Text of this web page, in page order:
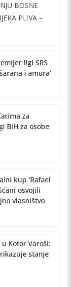
BOSNE
PLIVA –
ligi SRS
i amura’
za
BiH za osobe
kup ‘Rafael
osvojili
vlasništvo
Kotor Varoši:
stanje